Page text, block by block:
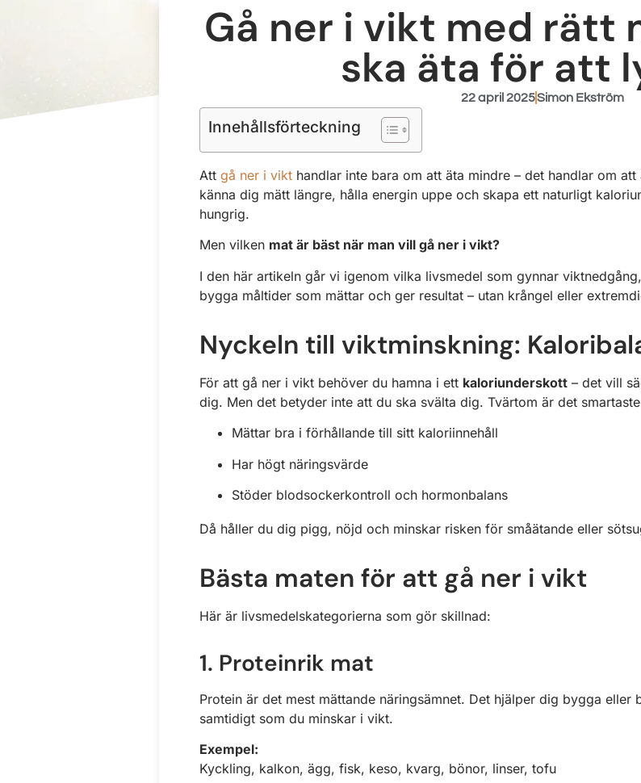
Gå ner i vikt med rätt
ska äta för att
22 april 2025Simon Ekström
Innehållsförteckning
Att gå ner i vikt handlar inte bara om att äta mindre – det handlar om
känna dig mätt längre, hålla energin uppe och skapa ett naturligt
hungrig.
Men vilken mat är bäst när man vill gå ner i vikt?
I den här artikeln går vi igenom vilka livsmedel som gynnar
bygga måltider som mättar och ger resultat – utan krångel eller
Nyckeln till viktminskning:
För att gå ner i vikt behöver du hamna i ett kaloriunderskott – det vill
dig. Men det betyder inte att du ska svälta dig. Tvärtom är det
Mättar bra i förhållande till sitt kaloriinnehåll
Har högt näringsvärde
Stöder blodsockerkontroll och hormonbalans
Då håller du dig pigg, nöjd och minskar risken för småätande eller
Bästa maten för att gå ner i vikt
Här är livsmedelskategorierna som gör skillnad:
1. Proteinrik mat
Protein är det mest mättande näringsämnet. Det hjälper dig bygga eller
samtidigt som du minskar i vikt.
Exempel:
Kyckling, kalkon, ägg, fisk, keso, kvarg, bönor, linser, tofu